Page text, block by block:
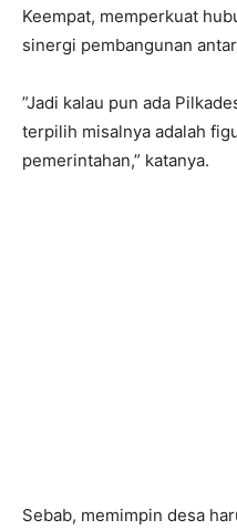
Keempat, memperkuat
sinergi pembangunan
‎”Jadi kalau pun ada
terpilih misalnya adalah
pemerintahan,” katanya.
Sebab, memimpin desa